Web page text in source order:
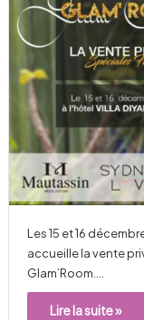
Les 15 et 16
accueille la vente
Glam’Room.…
Lire la suite »